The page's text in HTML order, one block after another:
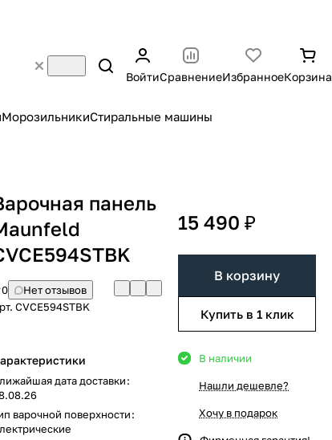
ВойтиСравнениеИзбранноеКорзина
МорозильникиСтиральные машины
панель
0
Нет отзывов
CVCE594STBK
дата доставки:
варочной поверхности:
15 490 ₽
В корзину
Купить в 1 клик
В наличии
Нашли дешевле?
Хочу в подарок